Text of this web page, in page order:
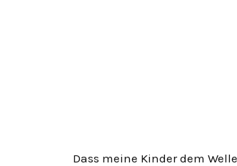
Dass meine Kinder dem